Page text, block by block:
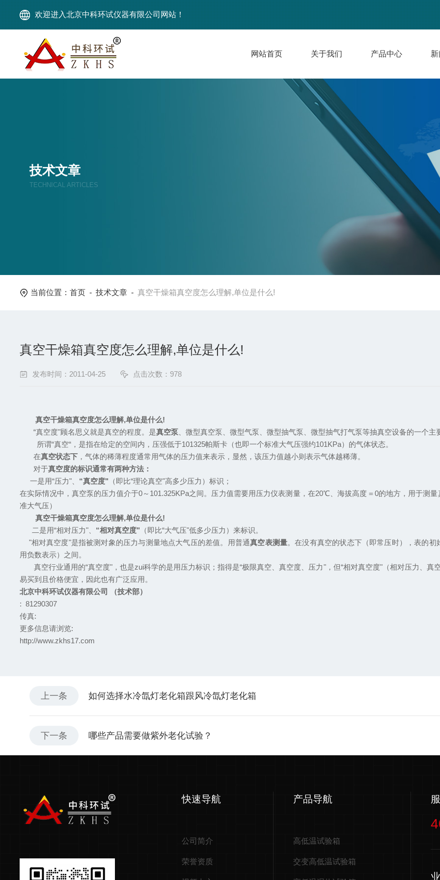
欢迎进入北京中科环试仪器有限公司网站！
网站首页 关于我们 产品中心
技术文章
TECHNICAL ARTICLES
当前位置：首页 -技术文章 -真空干燥箱真空度怎么理解,单位是什么!
真空干燥箱真空度怎么理解,单位是什么!
发布时间：2011-04-25 点击次数：978
真空干燥箱真空度怎么理解,单位是什么!
“真空度"顾名思义就是真空的程度。是真空泵 、微型真空泵、微型气泵、微型抽气泵、微型抽气打气泵等抽真空设备的一个主
所谓“真空“，是指在给定的空间内，压强低于101325帕斯卡（也即一个标准大气压强约101KPa）的气体状态。
在真空状态下 ，气体的稀薄程度通常用气体的压力值来表示，显然，该压力值越小则表示气体越稀薄。
对于真空度的标识通常有两种方法：
一是用“压力"、 “真空度" （即比“理论真空"高多少压力）标识；
在实际情况中，真空泵的压力值介于0～101.325KPa之间。压力值需要用压力仪表测量，在20℃、海拔高度＝0的地方，用于测
准大气压）
真空干燥箱真空度怎么理解,单位是什么!
二是用“相对压力"、 “相对真空度" （即比“大气压"低多少压力）来标识。
"相对真空度"是指被测对象的压力与测量地点大气压的差值。用普通真空表测量。在没有真空的状态下（即常压时），表的初
用负数表示）之间。
真空行业通用的“真空度" ，也是zui科学的是用压力标识；指得是“极限真空、真空度、压力"，但“相对真空度"（相对压力、真
易买到且价格便宜，因此也有广泛应用。
北京中科环试仪器有限公司 （技术部）
: 81290307
传真:
更多信息请浏览:
http://www.zkhs17.com
上一条 如何选择水冷氙灯老化箱跟风冷氙灯老化箱
下一条 哪些产品需要做紫外老化试验？
快速导航
公司简介
荣誉资质
产品导航
高低温试验箱
交变高低温试验箱